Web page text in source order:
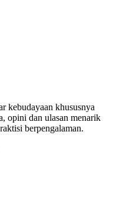
kebudayaan khususnya
opini dan ulasan menarik
berpengalaman.